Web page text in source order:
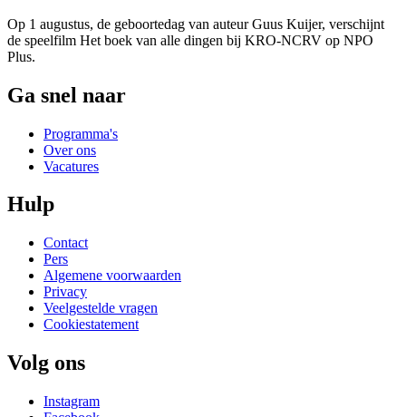
Op 1 augustus, de geboortedag van auteur Guus Kuijer, verschijnt
de speelfilm Het boek van alle dingen bij KRO-NCRV op NPO
Plus.
Ga snel naar
Programma's
Over ons
Vacatures
Hulp
Contact
Pers
Algemene voorwaarden
Privacy
Veelgestelde vragen
Cookiestatement
Volg ons
Instagram